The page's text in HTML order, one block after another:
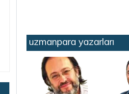
uzmanpara yazarları